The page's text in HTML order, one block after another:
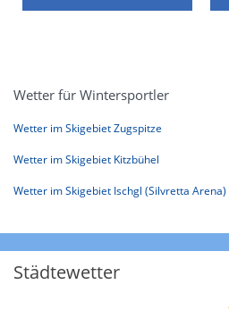
Wetter für Wintersportler
Wetter im Skigebiet Zugspitze
Wetter im Skigebiet Kitzbühel
Wetter im Skigebiet Ischgl (Silvretta Arena)
Städtewetter